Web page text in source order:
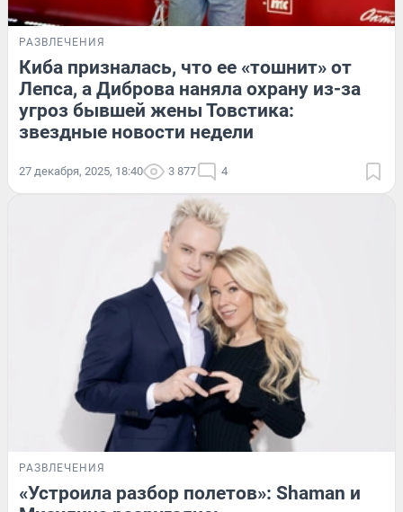
РАЗВЛЕЧЕНИЯ
Киба призналась, что ее «тошнит» от
Лепса, а Диброва наняла охрану из-за
угроз бывшей жены Товстика:
звездные новости недели
27 декабря, 2025, 18:40 3 877 4
РАЗВЛЕЧЕНИЯ
«Устроила разбор полетов»: Shaman и